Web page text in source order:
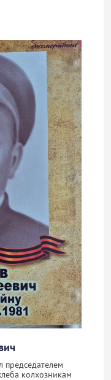
председателем
колхозникам